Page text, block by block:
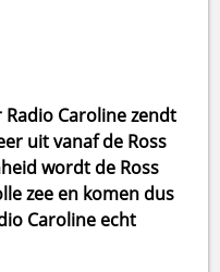
Caroline zendt
uit vanaf de Ross
wordt de Ross
zee en komen dus
Caroline echt